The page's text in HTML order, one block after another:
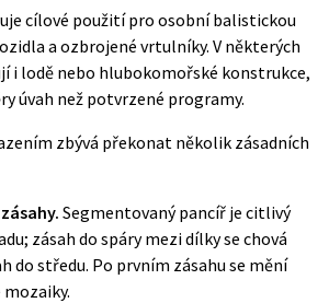
cílové použití pro osobní balistickou
a ozbrojené vrtulníky. V některých
i lodě nebo hlubokomořské konstrukce,
úvah než potvrzené programy.
zbývá překonat několik zásadních
Segmentovaný pancíř je citlivý
zásah do spáry mezi dílky se chová
do středu. Po prvním zásahu se mění